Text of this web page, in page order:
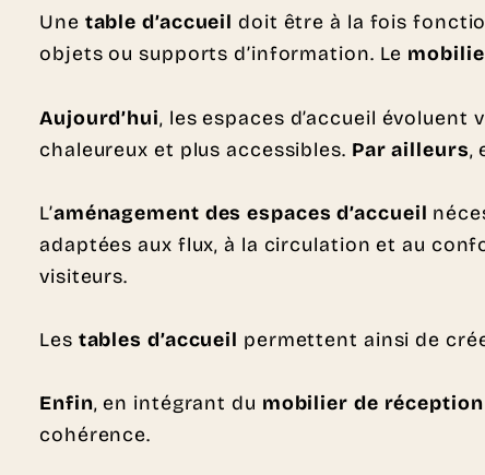
Une table d’accueil doit être à la fois
objets ou supports d’information. Le
Aujourd’hui, les espaces d’accueil évoluent
chaleureux et plus accessibles. Par ailleurs,
L’aménagement des espaces d’accueil
adaptées aux flux, à la circulation et au
visiteurs.
Les tables d’accueil permettent ainsi de
Enfin, en intégrant du mobilier de
cohérence.